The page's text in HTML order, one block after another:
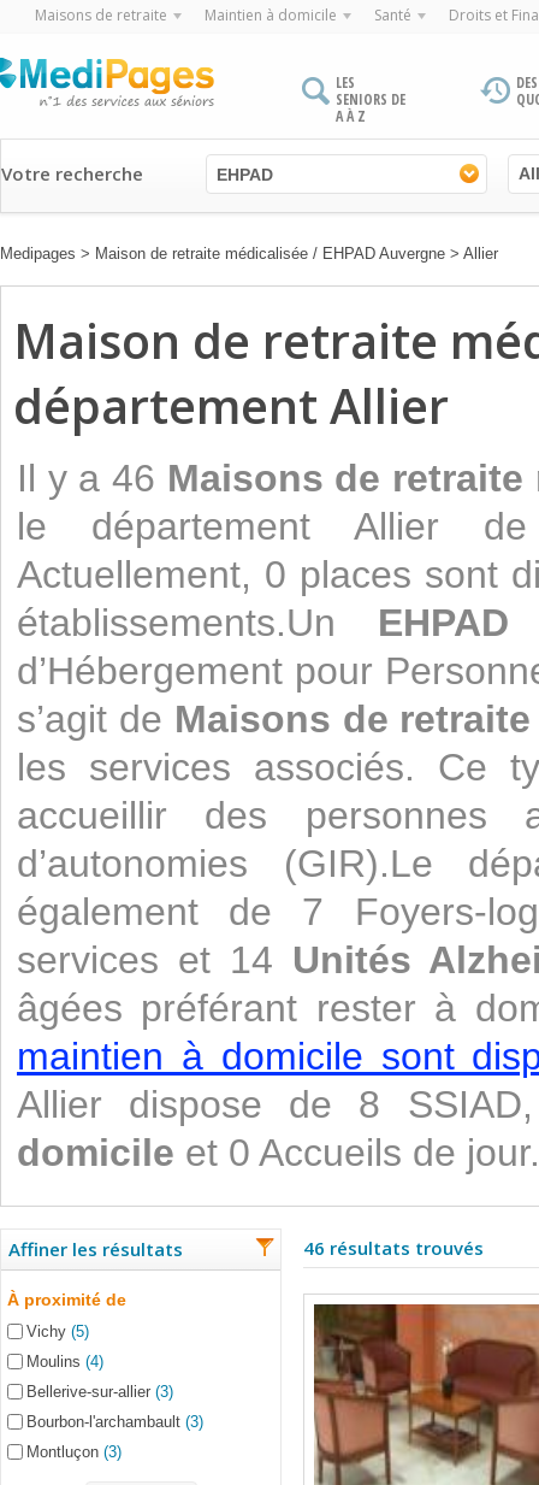
Maisons de retraite Maintien à domicile Santé Droits et
LES
SENIORS DE
A À Z
Votre recherche EHPAD
Medipages > Maison de retraite médicalisée / EHPAD Auvergne > Allier
Maison de retraite
département Allier
Il y a 46 Maisons de retraite
le département Allier
Actuellement, 0 places sont
établissements.Un EHPAD
d’Hébergement pour
s’agit de Maisons de
les services associés. Ce
accueillir des personnes
d’autonomies (GIR).Le
également de 7 Foyers-
services et 14 Unités
âgées préférant rester à
maintien à domicile sont
Allier dispose de 8
domicile et 0 Accueils de jour.
Affiner les résultats
À proximité de
Vichy (5)
Moulins (4)
Bellerive-sur-allier (3)
Bourbon-l'archambault (3)
Montluçon (3)
46 résultats trouvés